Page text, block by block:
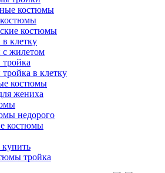
костюмы
костюмы
клетку
с жилетом
в клетку
костюмы
жениха
недорого
костюмы
тройка